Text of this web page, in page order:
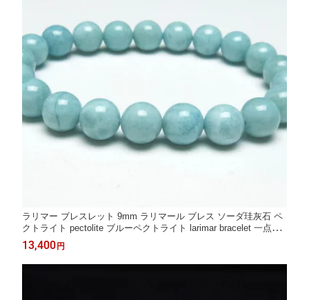
ラリマー ブレスレット 9mm ラリマール ブレス ソーダ珪灰石 ペ
クトライト pectolite ブルーペクトライト larimar bracelet 一点物
送料無料 111-38269
13,400 円